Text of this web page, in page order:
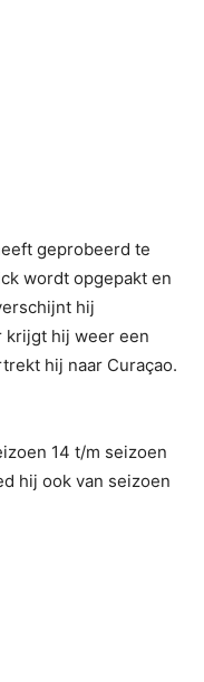
geprobeerd te
wordt opgepakt en
hij
krijgt hij weer een
hij naar Curaçao.
14 t/m seizoen
hij ook van seizoen